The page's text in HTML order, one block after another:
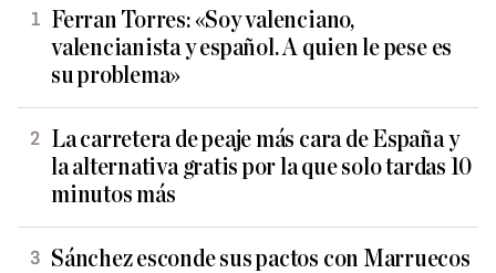
Ferran Torres: «Soy valenciano,
valencianista y español. A quien le pese es
su problema»
La carretera de peaje más cara de España y
la alternativa gratis por la que solo tardas 10
minutos más
Sánchez esconde sus pactos con Marruecos